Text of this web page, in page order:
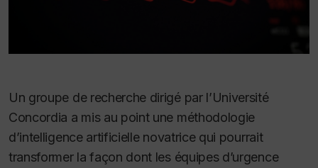
Un groupe de recherche dirigé par l’Université
Concordia a mis au point une méthodologie
d’intelligence artificielle novatrice qui pourrait
transformer la façon dont les équipes d’urgence